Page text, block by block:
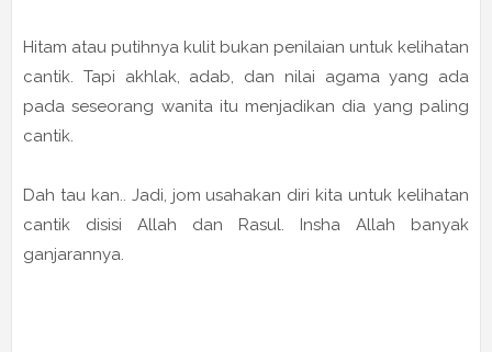
Hitam atau putihnya kulit bukan penilaian untuk kelihatan
cantik. Tapi akhlak, adab, dan nilai agama yang ada
pada seseorang wanita itu menjadikan dia yang paling
cantik.
Dah tau kan.. Jadi, jom usahakan diri kita untuk kelihatan
cantik disisi Allah dan Rasul. Insha Allah banyak
ganjarannya.